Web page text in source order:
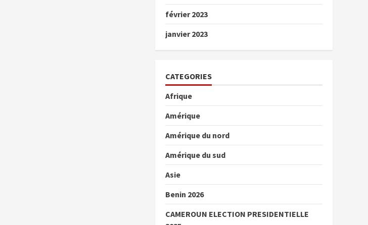
février 2023
janvier 2023
CATEGORIES
Afrique
Amérique
Amérique du nord
Amérique du sud
Asie
Benin 2026
CAMEROUN ELECTION PRESIDENTIELLE